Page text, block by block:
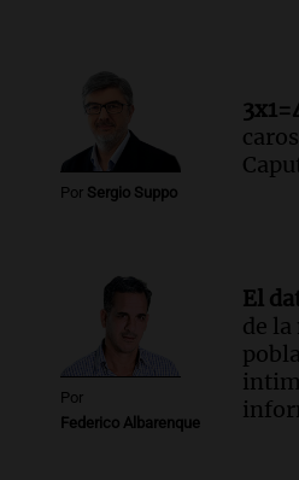
Audio.
Chile planteó
conectividad
con Jujuy
Panorama Federal
Episodios
Por Sergio Suppo
Por
Federico Albarenque
El
de